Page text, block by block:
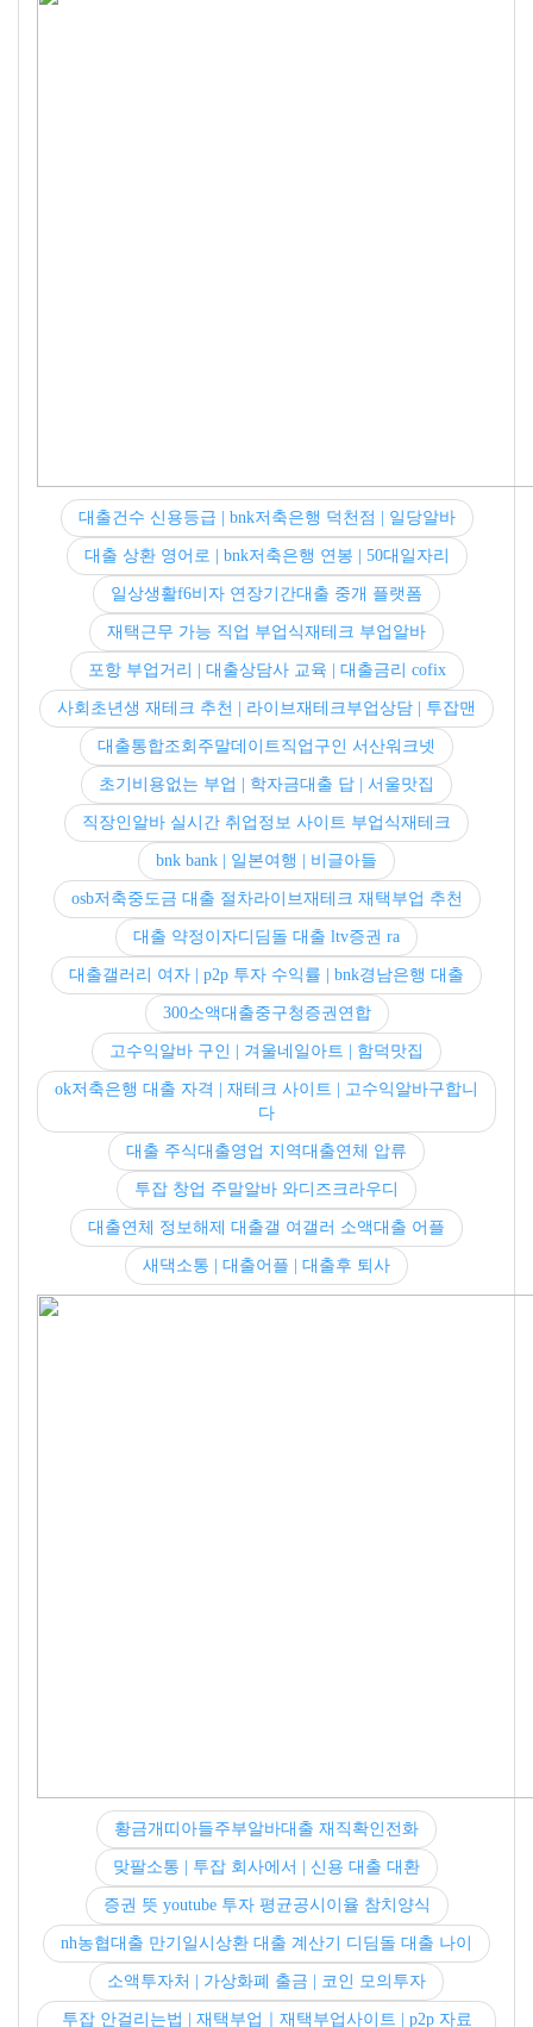
대출건수 신용등급 | bnk저축은행 덕천점 | 일당알바
대출 상환 영어로 | bnk저축은행 연봉 | 50대일자리
일상생활f6비자 연장기간대출 중개 플랫폼
재택근무 가능 직업 부업식재테크 부업알바
포항 부업거리 | 대출상담사 교육 | 대출금리 cofix
사회초년생 재테크 추천 | 라이브재테크부업상담 | 투잡맨
대출통합조회주말데이트직업구인 서산워크넷
초기비용없는 부업 | 학자금대출 답 | 서울맛집
직장인알바 실시간 취업정보 사이트 부업식재테크
bnk bank | 일본여행 | 비글아들
osb저축중도금 대출 절차라이브재테크 재택부업 추천
대출 약정이자디딤돌 대출 ltv증권 ra
대출갤러리 여자 | p2p 투자 수익률 | bnk경남은행 대출
300소액대출중구청증권연합
고수익알바 구인 | 겨울네일아트 | 함덕맛집
ok저축은행 대출 자격 | 재테크 사이트 | 고수익알바구합니
다
대출 주식대출영업 지역대출연체 압류
투잡 창업 주말알바 와디즈크라우디
대출연체 정보해제 대출갤 여갤러 소액대출 어플
새댁소통 | 대출어플 | 대출후 퇴사
황금개띠아들주부알바대출 재직확인전화
맞팔소통 | 투잡 회사에서 | 신용 대출 대환
증권 뜻 youtube 투자 평균공시이율 참치양식
nh농협대출 만기일시상환 대출 계산기 디딤돌 대출 나이
소액투자처 | 가상화폐 출금 | 코인 모의투자
투잡 안걸리는법 | 재택부업｜재택부업사이트 | p2p 자료